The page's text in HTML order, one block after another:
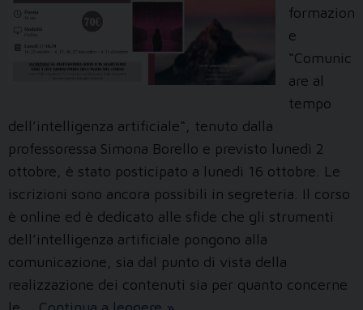
formazion
e
“Comunic
are al
tempo
dell’intelligenza artificiale“, tenuto dalla
professoressa Simona Borello e previsto lunedì 2
ottobre, è stato posticipato a lunedì 16 ottobre. Le
iscrizioni sono ancora possibili in segreteria. Il corso
è online ed è dedicato alle sfide che gli strumenti
dell’intelligenza artificiale pongono alla
comunicazione, sia dal punto di vista della
realizzazione dei contenuti sia per quanto concerne
Inizio